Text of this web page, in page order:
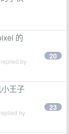
的
by
20
王子
by
23